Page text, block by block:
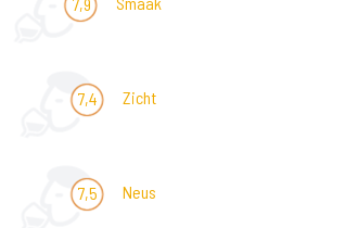
7,4 Zicht
7,5 Neus